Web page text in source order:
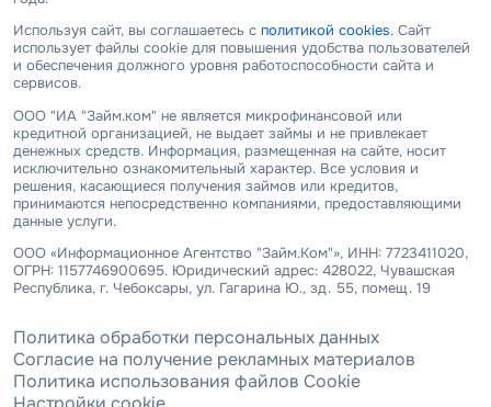
Используя сайт, вы соглашаетесь с политикой cookies. Сайт
использует файлы cookie для повышения удобства пользователей
и обеспечения должного уровня работоспособности сайта и
сервисов.
ООО "ИА "Займ.ком" не является микрофинансовой или
кредитной организацией, не выдает займы и не привлекает
денежных средств. Информация, размещенная на сайте, носит
исключительно ознакомительный характер. Все условия и
решения, касающиеся получения займов или кредитов,
принимаются непосредственно компаниями, предоставляющими
данные услуги.
ООО «Информационное Агентство "Займ.Ком"», ИНН: 7723411020,
ОГРН: 1157746900695. Юридический адрес: 428022, Чувашская
Республика, г. Чебоксары, ул. Гагарина Ю., зд. 55, помещ. 19
Политика обработки персональных данных
Согласие на получение рекламных материалов
Политика использования файлов Cookie